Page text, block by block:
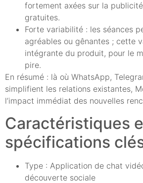
fortement axées sur la
gratuites.
Forte variabilité : les séances
agréables ou gênantes ; cette
intégrante du produit, pour le
pire.
En résumé : là où WhatsApp,
simplifient les relations existantes,
l’impact immédiat des nouvelles
Caractéristiques
spécifications
Type : Application de chat
découverte sociale